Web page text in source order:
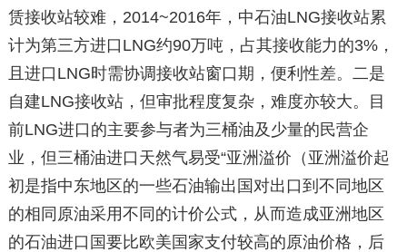
赁接收站较难，2014~2016年，中石油LNG接收站累
计为第三方进口LNG约90万吨，占其接收能力的3%，
且进口LNG时需协调接收站窗口期，便利性差。二是
自建LNG接收站，但审批程度复杂，难度亦较大。目
前LNG进口的主要参与者为三桶油及少量的民营企
业，但三桶油进口天然气易受“亚洲溢价（亚洲溢价起
初是指中东地区的一些石油输出国对出口到不同地区
的相同原油采用不同的计价公式，从而造成亚洲地区
的石油进口国要比欧美国家支付较高的原油价格，后